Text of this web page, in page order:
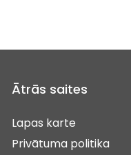
Ātrās saites
Lapas karte
Privātuma politika